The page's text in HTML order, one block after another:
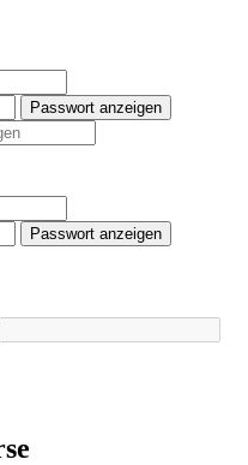
Passwort anzeigen
Passwort anzeigen